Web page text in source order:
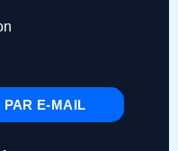
PAR E-MAIL